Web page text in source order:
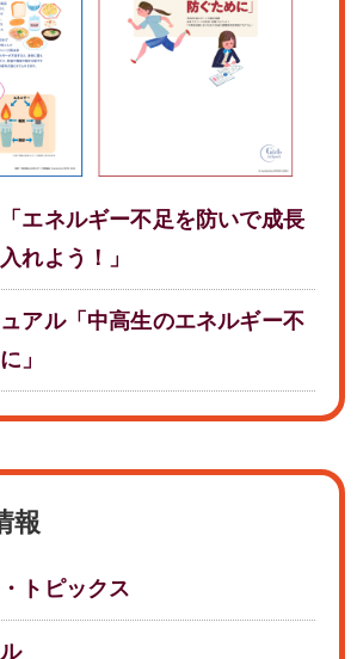
エネルギー不足を防いで成長
れよう！」
アル「中高生のエネルギー不
」
報
トピックス